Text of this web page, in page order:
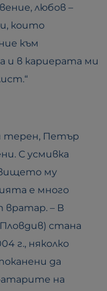
любов –
които
към
и в кариерата ми
терен, Петър
С усмивка
му
е много
вратар. – В
стана
г., няколко
да
на